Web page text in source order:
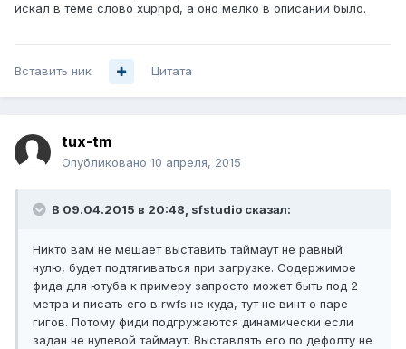
искал в теме слово xupnpd, а оно мелко в описании было.
Вставить ник Цитата
tux-tm
Опубликовано 10 апреля, 2015
В 09.04.2015 в 20:48, sfstudio сказал:
Никто вам не мешает выставить таймаут не равный
нулю, будет подтягиваться при загрузке. Содержимое
фида для ютуба к примеру запросто может быть под 2
метра и писать его в rwfs не куда, тут не винт о паре
гигов. Потому фиди подгружаются динамически если
задан не нулевой таймаут. Выставлять его по дефолту не